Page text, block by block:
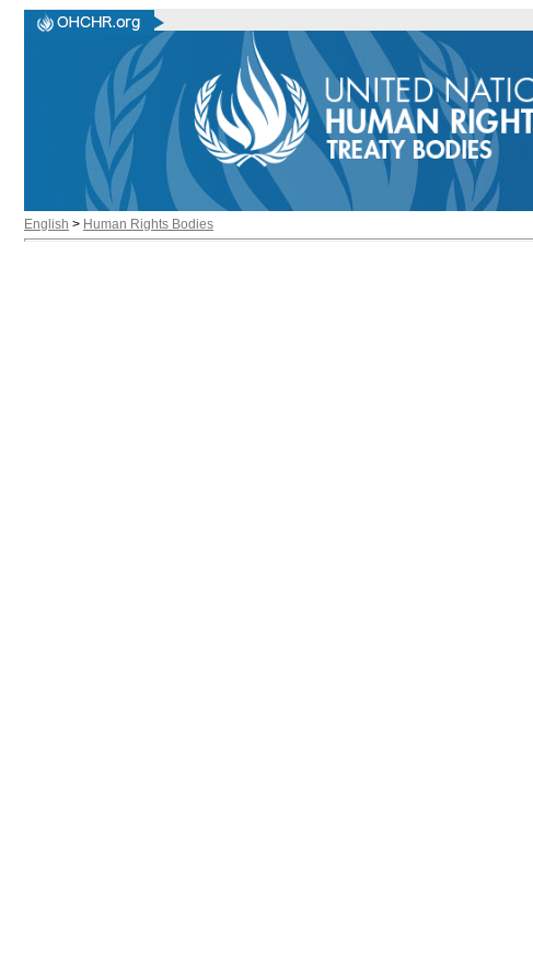
English > Human Rights Bodies